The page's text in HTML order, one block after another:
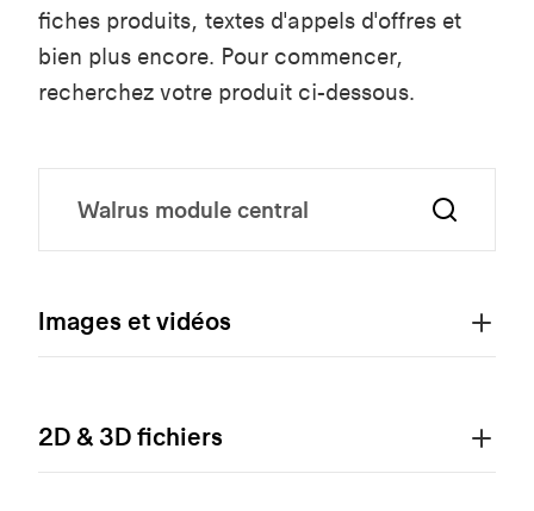
fiches produits, textes d'appels d'offres et
bien plus encore. Pour commencer,
recherchez votre produit ci-dessous.
Images et vidéos
2D & 3D fichiers